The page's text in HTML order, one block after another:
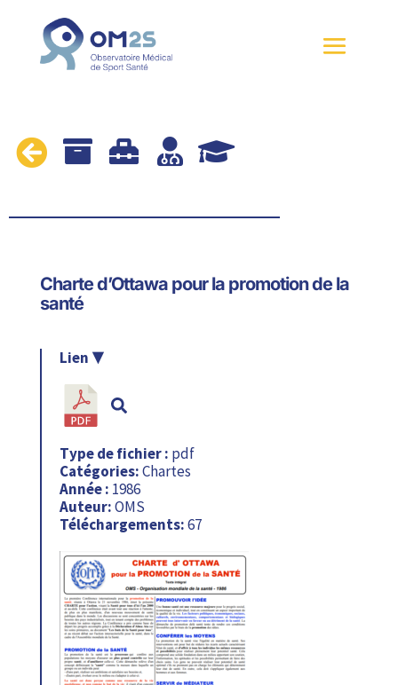
    
Charte d’Ottawa pour la promotion de la
santé
Type de fichier : pdf
Catégories:Chartes
Année : 1986
Auteur:OMS
Téléchargements:67